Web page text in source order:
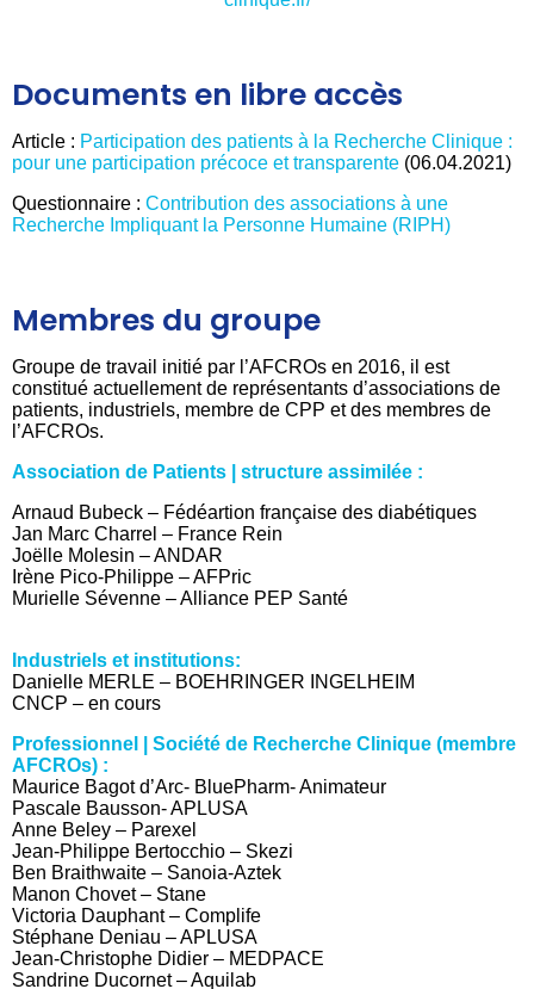
Documents en libre accès
Article : Participation des patients à la Recherche Clinique :
pour une participation précoce et transparente (06.04.2021)
Questionnaire : Contribution des associations à une
Recherche Impliquant la Personne Humaine (RIPH)
Membres du groupe
Groupe de travail initié par l’AFCROs en 2016, il est
constitué actuellement de représentants d’associations de
patients, industriels, membre de CPP et des membres de
l’AFCROs.
Association de Patients | structure assimilée :
Arnaud Bubeck – Fédéartion française des diabétiques
Jan Marc Charrel – France Rein
Joëlle Molesin – ANDAR
Irène Pico-Philippe – AFPric
Murielle Sévenne – Alliance PEP Santé
Industriels et institutions:
Danielle MERLE – BOEHRINGER INGELHEIM
CNCP – en cours
Professionnel | Société de Recherche Clinique (membre
AFCROs) :
Maurice Bagot d’Arc- BluePharm- Animateur
Pascale Bausson- APLUSA
Anne Beley – Parexel
Jean-Philippe Bertocchio – Skezi
Ben Braithwaite – Sanoia-Aztek
Manon Chovet – Stane
Victoria Dauphant – Complife
Stéphane Deniau – APLUSA
Jean-Christophe Didier – MEDPACE
Sandrine Ducornet – Aquilab